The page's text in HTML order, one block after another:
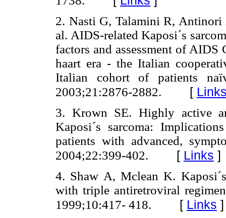
2. Nasti G, Talamini R,
al. AIDS-related Kaposi´s
factors and assessment of
haart era - the Italian
Italian cohort of patients
2003;21:2876-2882. [
3. Krown SE. Highly active
Kaposi´s sarcoma:
patients with advanced,
2004;22:399-402. [ Links ]
4. Shaw A, Mclean K.
with triple antiretroviral
1999;10:417- 418. [ Links ]